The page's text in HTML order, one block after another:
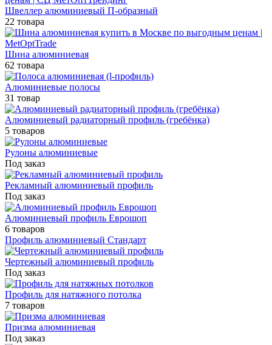
Швеллер алюминиевый П-образный
22 товара
Шина алюминиевая
62 товара
Алюминиевые полосы
31 товар
Алюминиевый радиаторный профиль (гребёнка)
5 товаров
Рулоны алюминиевые
Под заказ
Рекламный алюминиевый профиль
Под заказ
Алюминиевый профиль Еврошоп
6 товаров
Профиль алюминиевый Стандарт
Чертежный алюминиевый профиль
Под заказ
Профиль для натяжного потолка
7 товаров
Призма алюминиевая
Под заказ